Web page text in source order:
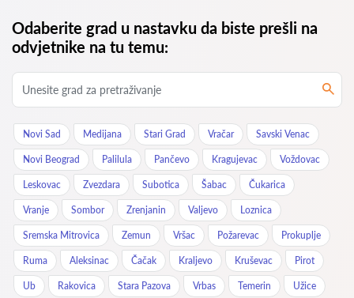
Odaberite grad u nastavku da biste prešli na
odvjetnike na tu temu:
Novi Sad Medijana Stari Grad Vračar Savski Venac
Novi Beograd Palilula Pančevo Kragujevac Voždovac
Leskovac Zvezdara Subotica Šabac Čukarica
Vranje Sombor Zrenjanin Valjevo Loznica
Sremska Mitrovica Zemun Vršac Požarevac Prokuplje
Ruma Aleksinac Čačak Kraljevo Kruševac Pirot
Ub Rakovica Stara Pazova Vrbas Temerin Užice